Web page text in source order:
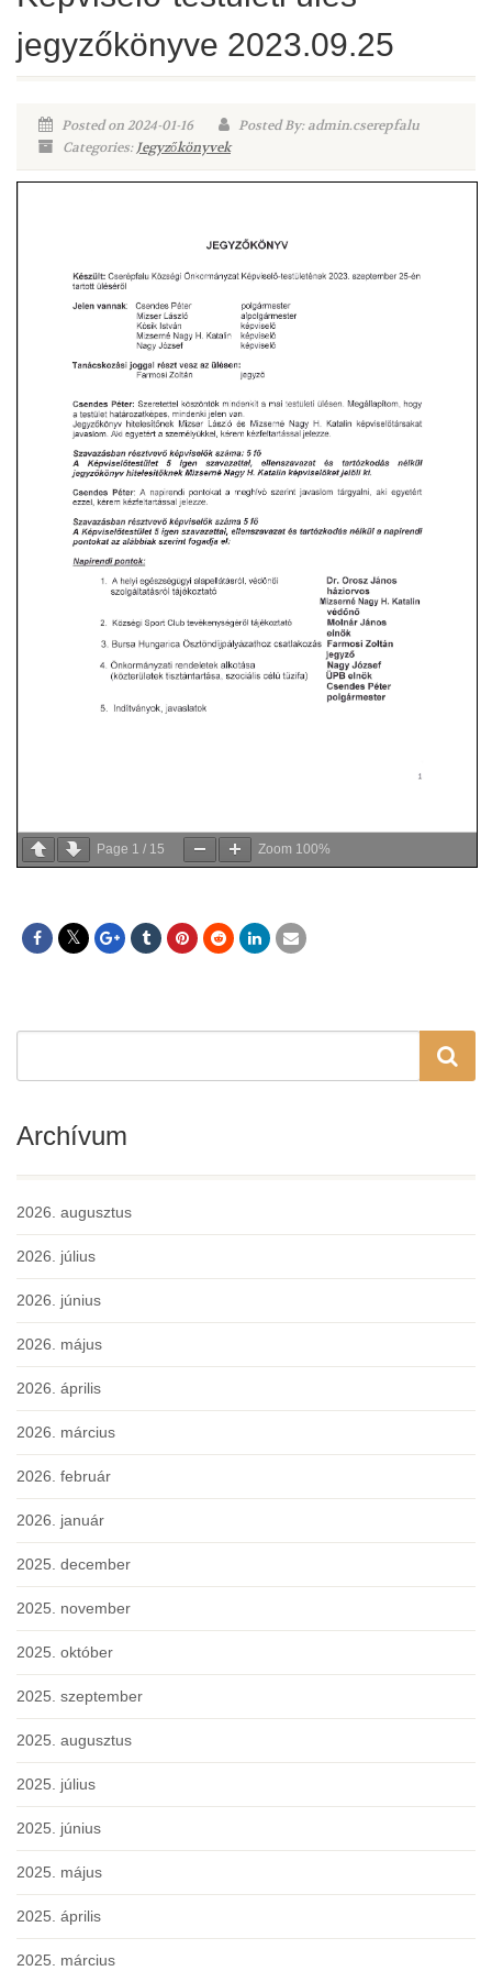
jegyzőkönyve 2023.09.25
Posted on 2024-01-16
Posted By: admin.cserepfalu
Categories:Jegyzőkönyvek
Page 1 / 15 Zoom 100%
Archívum
2026. augusztus
2026. július
2026. június
2026. május
2026. április
2026. március
2026. február
2026. január
2025. december
2025. november
2025. október
2025. szeptember
2025. augusztus
2025. július
2025. június
2025. május
2025. április
2025. március